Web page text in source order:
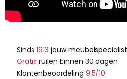
Sinds 1913 jouwmeubelspecialist
Gratis ruilen binnen 30 dagen
Klantenbeoordeling 9.5/10